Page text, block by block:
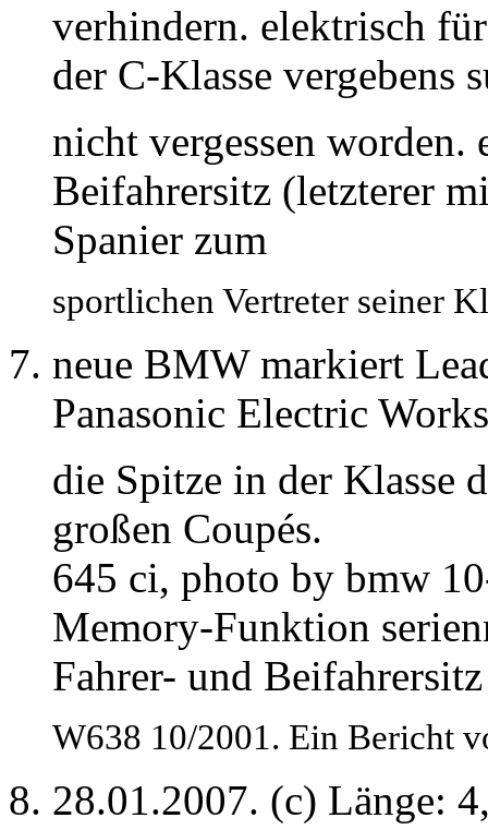
verhindern. elektrisch
der C-Klasse vergebens
nicht vergessen worden.
Beifahrersitz (letzterer
Spanier zum
sportlichen Vertreter seiner
neue BMW markiert
Panasonic Electric Works
die Spitze in der Klasse
großen Coupés.
645 ci, photo by bmw
Memory-Funktion
Fahrer- und Beifahrersitz
W638 10/2001. Ein Bericht
28.01.2007. (c) Länge: